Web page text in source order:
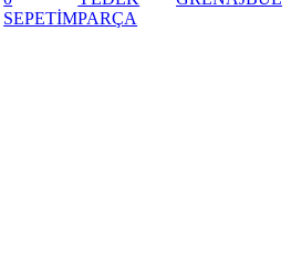
SEPETİMPARÇA